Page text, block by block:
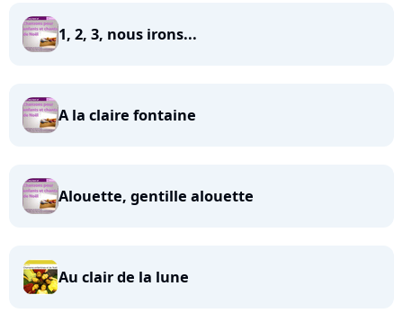
1, 2, 3, nous irons...
A la claire fontaine
Alouette, gentille alouette
Au clair de la lune